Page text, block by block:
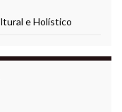
e Holístico